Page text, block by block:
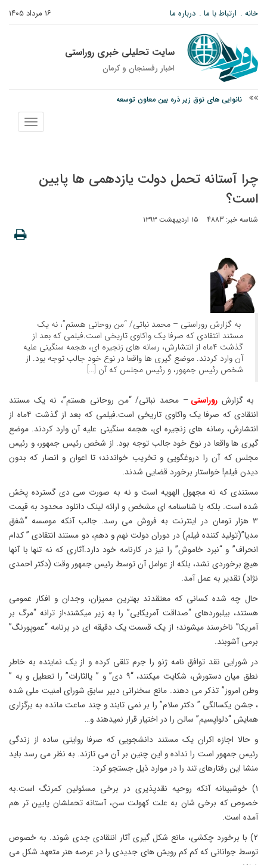
۱۶ مرداد ۱۴۰۵ خانه ارتباط با ما درباره ما
سایت تحلیلی خبری روراستی
اخبار رفسنجان و كرمان
نانوایی های نوق زیر ذره بین معاون توسعه
نمایش
منو
چرا آستانه تحمل دولت یازدهمی ها پایین
است؟
شناسه خبر: 4883 ۱۵ اردیبهشت ۱۳۹۳
به گزارش روراستی – محمد نباتی/ “من روحانی هستم”، نه یک
مستند انتقادی که صرفا یک واکاوی تاریخی است.فیلمی که بعد از
گذشت ۴ماه از انتشارش، رسانه های زنجیره ای، هجمه سنگینی علیه
آن وارد کردند. موضع گیری ها واقعا در نوع خود جالب توجه بود. از
شخص رئیس جمهور، و رئیس مجلس که آن […]
به گزارش روراستی – محمد نباتی/ “من روحانی هستم”، نه یک مستند
انتقادی که صرفا یک واکاوی تاریخی است.فیلمی که بعد از گذشت ۴ماه از
انتشارش، رسانه های زنجیره ای، هجمه سنگینی علیه آن وارد کردند. موضع
گیری ها واقعا در نوع خود جالب توجه بود. از شخص رئیس جمهور، و رئیس
مجلس که آن را دروغگویی و تخریب خواندند؛ تا اعوان و انصار که بدون
دیدن فیلم! خواستار برخورد قضایی شدند.
مستندی که نه مجهول الهویه است و نه به صورت سی دی گسترده پخش
شده است. بلکه با شناسنامه ای مشخص و ارائه لینک دانلود محدود به قیمت
۳ هزار تومان در اینترنت به فروش می رسد. جالب آنکه موسسه “شفق
مدیا”(تولید کننده فیلم) در دوران دولت نهم و دهم، دو مستند انتقادی ” کدام
انحراف” و “نبرد خاموش” را نیز در کارنامه خود دارد.آثاری که نه تنها با آنها
هیچ برخوردی نشد، بلکه از عوامل آن توسط رئیس جمهور وقت (دکتر احمدی
نژاد) تقدیر به عمل آمد.
حال چه شده کسانی که معتقدند بهترین ممیزان، وجدان و افکار عمومی
هستند، بیلبوردهای “صداقت آمریکایی” را به زیر میکشند؛از ترانه “مرگ بر
آمریکا” ناخرسند میشوند؛ از یک قسمت یک دقیقه ای در برنامه “عموپورنگ”
برمی آشوبند.
در شورایی نقد توافق نامه ژنو را جرم تلقی کرده و از یک نماینده به خاطر
نطق میان دستورش، شکایت میکنند، “۹ دی” و ” یالثارات” را تعطیل و به ”
وطن امروز” تذکر می دهند. مانع سخنرانی دبیر سابق شورای امنیت ملی شده
، جشن یکسالگی ” دکتر سلام” را بر نمی تابند و چند ساعت مانده به برگزاری
همایش “دلواپسیم” سالن را در اختیار قرار نمیدهند و…
و حالا اجازه اکران یک مستند دانشجویی که صرفا روایتی ساده از زندگی
رئیس جمهور است را نداده و این چنین بر آن می تازند. به نظر می رسد باید
منشا این رفتارهای تند را در موارد ذیل جستجو کرد:
۱) خوشبینانه آنکه روحیه نقدپذیری در برخی مسئولین کمرنگ است.به
خصوص که برخی شان به علت کهولت سن، آستانه تحملشان پایین تر هم
آمده است.
۲) با برخورد چکشی، مانع شکل گیری آثار انتقادی جدی شوند. به خصوص
توسط جوانانی که کم کم رویش های جدیدی را در عرصه هنر متعهد شکل می